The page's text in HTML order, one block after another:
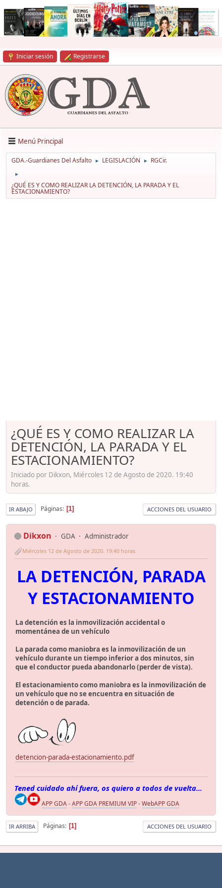
Iniciar sesión Registrarse
Menú Principal
GDA.-Guardianes Del Asfalto ► LEGISLACIÓN ► RGCir.
►
¿QUÉ ES Y COMO REALIZAR LA DETENCIÓN, LA PARADA Y EL
ESTACIONAMIENTO?
¿QUÉ ES Y COMO REALIZAR LA
DETENCIÓN, LA PARADA Y EL
ESTACIONAMIENTO?
Iniciado por Dikxon, Miércoles 12 de Agosto de 2020. 19:40
horas.
IR ABAJO Páginas 1 ACCIONES DEL USUARIO
Dikxon GDA Administrador
Miércoles 12 de Agosto de 2020. 19:40 horas.
LA DETENCIÓN, PARADA
Y ESTACIONAMIENTO
La detención es la inmovilización accidental o
momentánea de un vehículo
La parada como maniobra es la inmovilización de un
vehículo durante un tiempo inferior a dos minutos, sin
que el conductor pueda abandonarlo (perder de vista).
El estacionamiento como maniobra es la inmovilización de
un vehículo que no se encuentra en situación de
detención o de parada.
detencion-parada-estacionamiento.pdf
Tened cuidado ahí fuera, os quiero a todos de vuelta...
APP GDA-APP GDA PREMIUM VIP-WebAPP GDA
IR ARRIBA Páginas 1 ACCIONES DEL USUARIO